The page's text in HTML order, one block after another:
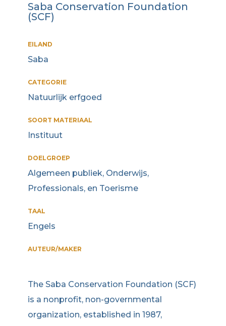
Saba Conservation Foundation
(SCF)
EILAND
Saba
CATEGORIE
Natuurlijk erfgoed
SOORT MATERIAAL
Instituut
DOELGROEP
Algemeen publiek, Onderwijs,
Professionals, en Toerisme
TAAL
Engels
AUTEUR/MAKER
The Saba Conservation Foundation (SCF)
is a nonprofit, non-governmental
organization, established in 1987,